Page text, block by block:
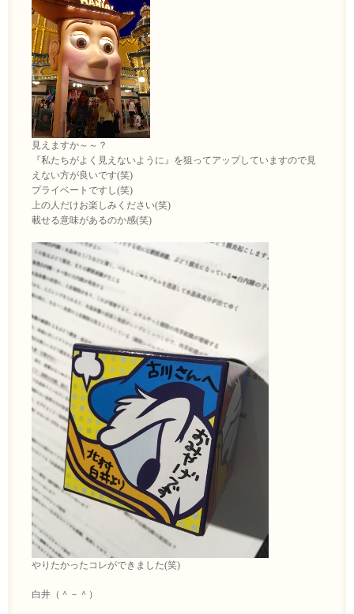
見えますか～～？
『私たちがよく見えないように』を狙ってアップしていますので見
えない方が良いです(笑)
プライベートですし(笑)
上の人だけお楽しみください(笑)
載せる意味があるのか感(笑)
やりたかったコレができました(笑)
白井（＾－＾）